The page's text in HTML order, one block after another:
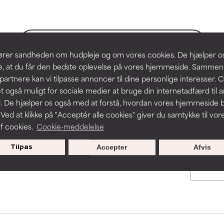
sandheden om hudpleje og om vores cookies. De hjælper
at du får den bedste oplevelse på vores hjemmeside.
kan vi tilpasse annoncer til dine personlige interesser.
også muligt for sociale medier at bruge din internetadfærd til
De hjælper os også med at forstå, hvordan vores hjemmeside
at klikke på "Acceptér alle cookies" giver du samtykke til
cookies. Cookie-meddelelse
Tilpas Afvis
Accepter
to assess ingredients in this dictionary. Regulations
men kan have kosmetiske, stabilitetsmæssige eller
anvendelighed.
irritation. Risikoen øges, når det kombineres med andre
men kan have kosmetiske, stabilitetsmæssige eller
anvendelighed.
irritation. Risikoen øges, når det kombineres med andre